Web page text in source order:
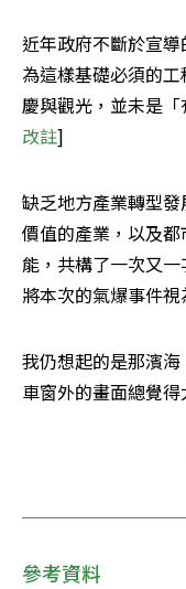
近年政府不斷於宣
為這樣基礎必須的
慶與觀光，並未是
改註]
缺乏地方產業轉型
價值的產業，以及
能，共構了一次又
將本次的氣爆事件視
我仍想起的是那濱
車窗外的畫面總覺得
參考資料